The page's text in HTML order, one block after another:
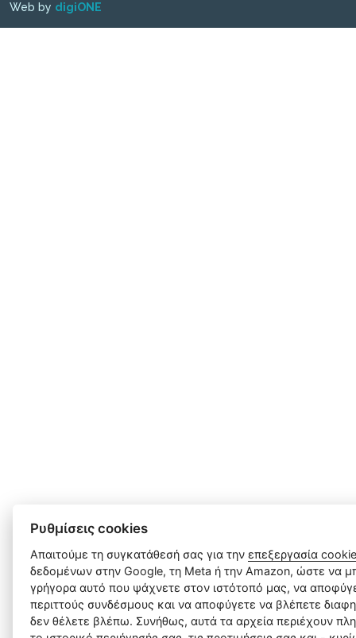
Web by digiONE
Ρυθμίσεις cookies
Απαιτούμε τη συγκατάθεσή σας για τηνεπεξεργασία
δεδομένων στην Google, τη Meta ή την Amazon, ώστε να
γρήγορα αυτό που ψάχνετε στον ιστότοπό μας, να
περιττούς συνδέσμους και να αποφύγετε να βλέπετε
δεν θέλετε βλέπω. Συνήθως, αυτά τα αρχεία περιέχουν